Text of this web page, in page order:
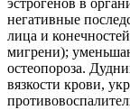
эстрогенов в
негативные
лица и
мигрени);
остеопороза.
вязкости крови,